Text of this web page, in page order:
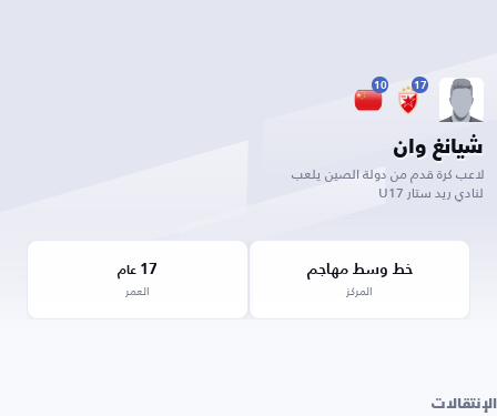
17
10
شيانغ وان
لاعب كرة قدم من دولة الصين يلعب
لنادي ريد ستار U17
خط وسط مهاجم
المركز
17 عام
العمر
الإنتقالات